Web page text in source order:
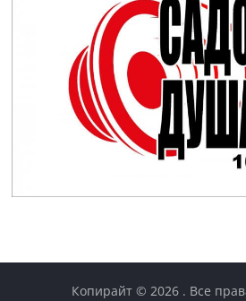
Копирайт © 2026 . Все